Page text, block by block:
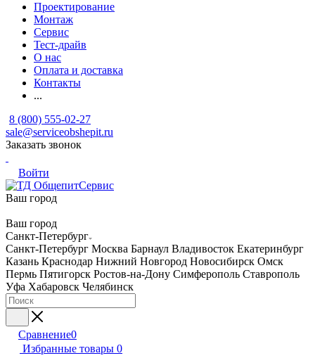
Проектирование
Монтаж
Сервис
Тест-драйв
О нас
Оплата и доставка
Контакты
...
8 (800) 555-02-27
sale@serviceobshepit.ru
Заказать звонок
Войти
Ваш город
Ваш город
Санкт-Петербург
Санкт-Петербург Москва Барнаул Владивосток Екатеринбург
Казань Краснодар Нижний Новгород Новосибирск Омск
Пермь Пятигорск Ростов-на-Дону Симферополь Ставрополь
Уфа Хабаровск Челябинск
Сравнение0
Избранные товары 0